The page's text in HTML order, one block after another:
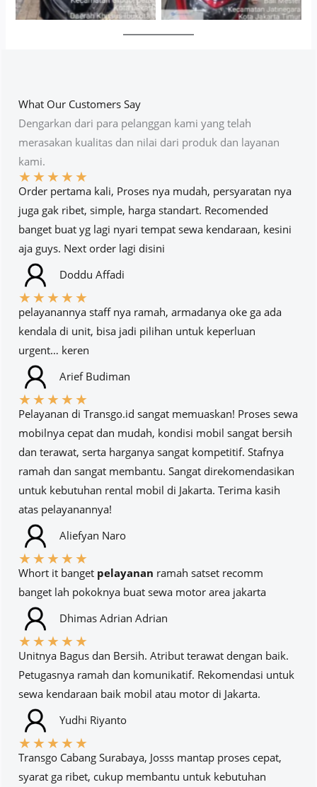
What Our Customers Say
Dengarkan dari para pelanggan kami yang telah
merasakan kualitas dan nilai dari produk dan layanan
kami.
★★★★★
Order pertama kali, Proses nya mudah, persyaratan nya
juga gak ribet, simple, harga standart. Recomended
banget buat yg lagi nyari tempat sewa kendaraan, kesini
aja guys. Next order lagi disini
Doddu Affadi
★★★★★
pelayanannya staff nya ramah, armadanya oke ga ada
kendala di unit, bisa jadi pilihan untuk keperluan
urgent… keren
Arief Budiman
★★★★★
Pelayanan di Transgo.id sangat memuaskan! Proses sewa
mobilnya cepat dan mudah, kondisi mobil sangat bersih
dan terawat, serta harganya sangat kompetitif. Stafnya
ramah dan sangat membantu. Sangat direkomendasikan
untuk kebutuhan rental mobil di Jakarta. Terima kasih
atas pelayanannya!
Aliefyan Naro
★★★★★
Whort it banget pelayanan ramah satset recomm
banget lah pokoknya buat sewa motor area jakarta
Dhimas Adrian Adrian
★★★★★
Unitnya Bagus dan Bersih. Atribut terawat dengan baik.
Petugasnya ramah dan komunikatif. Rekomendasi untuk
sewa kendaraan baik mobil atau motor di Jakarta.
Yudhi Riyanto
★★★★★
Transgo Cabang Surabaya, Josss mantap proses cepat,
syarat ga ribet, cukup membantu untuk kebutuhan